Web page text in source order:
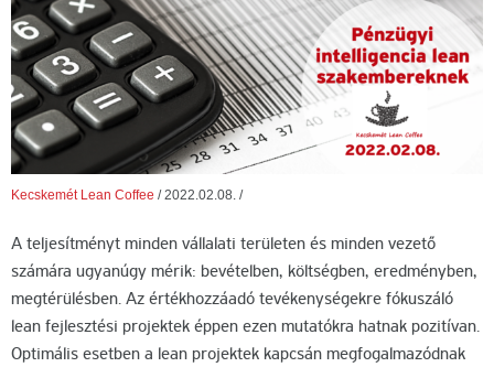
Kecskemét Lean Coffee /2022.02.08. /
A teljesítményt minden vállalati területen és minden vezető
számára ugyanúgy mérik: bevételben, költségben, eredményben,
megtérülésben. Az értékhozzáadó tevékenységekre fókuszáló
lean fejlesztési projektek éppen ezen mutatókra hatnak pozitívan.
Optimális esetben a lean projektek kapcsán megfogalmazódnak